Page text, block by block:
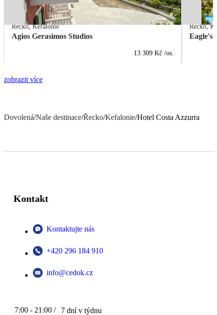
Řecko,Kefalonie
Agios Gerasimos Studios
13 309 Kč /os.
Řecko,
Eagle's
zobrazit více
Dovolená/Naše destinace/Řecko/Kefalonie/Hotel Costa Azzurra
Kontakt
Kontaktujte nás
+420 296 184 910
info@cedok.cz
7:00 - 21:00 / 7 dní v týdnu